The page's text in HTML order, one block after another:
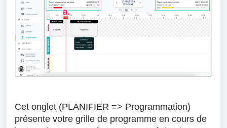
Cet onglet (PLANIFIER => Programmation)
présente votre grille de programme en cours de